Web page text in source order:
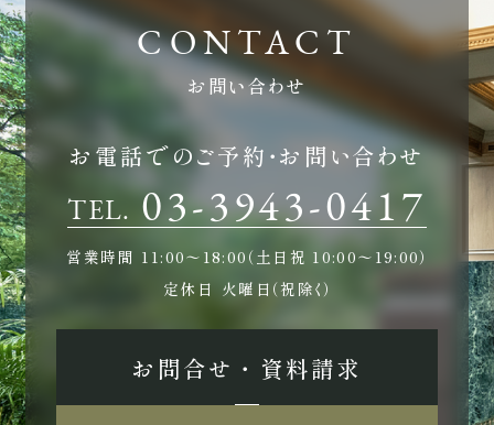
お問い合わせ
お電話でのご予約・お問い合わせ
TEL. 03-3943-0417
営業時間 11:00〜18:00（土日祝 10:00〜19:00）
定休日 火曜日（祝除く）
お問合せ ・ 資料請求